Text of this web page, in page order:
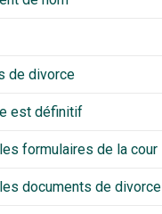
de divorce
est définitif
formulaires de la cour
documents de divorce